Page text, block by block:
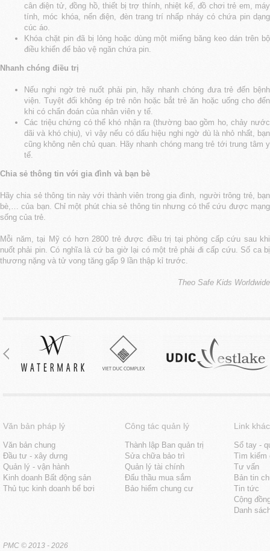
cân điện tử, đồng hồ, thiết bị trợ thính, nhiệt kế, đồ chơi trẻ em, máy
tính, móc khóa, nến điện, đèn trang trí nhấp nháy có chứa pin dạng
cúc áo.
Khóa chặt pin đã bị lỏng hoặc dùng một miếng băng keo dán trên bộ
điều khiển để bảo vệ ngăn chứa pin.
Nhanh chóng điều trị
Nếu nghi ngờ trẻ nuốt phải pin, hãy nhanh chóng đưa trẻ đến bệnh
viện. Tuyệt đối không ép trẻ nôn hoặc bắt trẻ ăn hoặc uống cho đến
khi có chẩn đoán của nhân viên y tế.
Các triệu chứng có thể khó nhận ra (thường bao gồm ho, chảy nước
dãi và khó chịu), vì vậy nếu có dấu hiệu nghi ngờ dù là nhỏ nhất, bạn
cũng không nên chủ quan. Hãy nhanh chóng mang trẻ tới trung tâm y
tế.
Chia sẻ thông tin với gia đình và bạn bè
Hãy chia sẻ thông tin này với thành viên trong gia đình, người trông trẻ, bạn
bè,… của bạn. Chỉ một phút chia sẻ thông tin nhưng có thể cứu được mạng
sống của trẻ.
Mỗi năm, tại Mỹ có hơn 2800 trẻ được điều trị tại phòng cấp cứu sau khi
nuốt phải pin. Có nghĩa là cứ ba giờ lại có một trẻ phải đi cấp cứu. Số ca bị
thương nặng và tử vong tăng gấp 9 lần thập kỉ trước.
Theo Safe Kids Worldwide
Văn bản pháp lý
Văn bản chung
Đầu tư - xây dưng
Quản lý - vận hành
Kinh doanh Bất động sản
Thủ tục kinh doanh bể bơi
Công tác quản lý
Thành lập Ban quản trị
Sửa chữa bảo trì
Quản lý tài chính
Đấu thầu mua sắm
Bảo hiểm chung cư
Link khác
Sổ tay -
Tìm kiếm
Tư vấn
Bản tin
Tin tức
Cộng
Danh
PMC © 2013 - 2026